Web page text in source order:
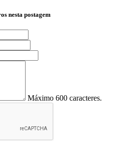
nesta postagem
Máximo 600 caracteres.